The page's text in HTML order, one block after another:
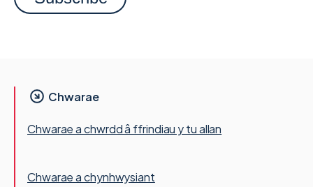
Chwarae
Chwarae a chwrdd â ffrindiau y tu allan
Chwarae a chynhwysiant